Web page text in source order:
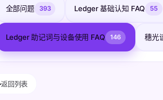
全部问题 393 Ledger 基础认知 FAQ 55
Ledger 助记词与设备使用 FAQ 146 穗光
返回列表